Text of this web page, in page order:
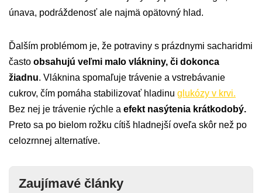
únava, podráždenosť ale najmä opätovný hlad.
Ďalším problémom je, že potraviny s prázdnymi sacharidmi
často obsahujú veľmi malo vlákniny, či dokonca
žiadnu. Vláknina spomaľuje trávenie a vstrebávanie
cukrov, čím pomáha stabilizovať hladinu glukózy v krvi.
Bez nej je trávenie rýchle a efekt nasýtenia krátkodobý.
Preto sa po bielom rožku cítiš hladnejší oveľa skôr než po
celozrnnej alternatíve.
Zaujímavé články